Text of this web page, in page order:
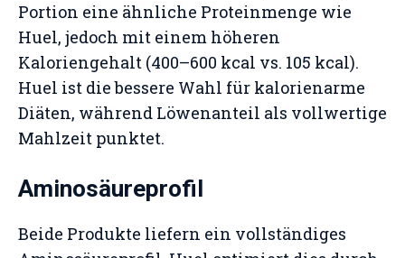
Portion eine ähnliche Proteinmenge wie
Huel, jedoch mit einem höheren
Kaloriengehalt (400–600 kcal vs. 105 kcal).
Huel ist die bessere Wahl für kalorienarme
Diäten, während Löwenanteil als vollwertige
Mahlzeit punktet.
Aminosäureprofil
Beide Produkte liefern ein vollständiges